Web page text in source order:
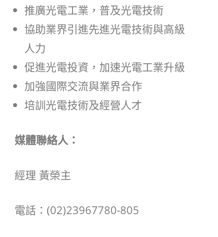
推廣光電工業，普及光電技術
協助業界引進先進光電技術與高級
人力
促進光電投資，加速光電工業升級
加強國際交流與業界合作
培訓光電技術及經營人才
媒體聯絡人：
經理 黃榮主
電話：(02)23967780-805